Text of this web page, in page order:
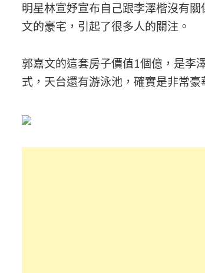
明星林宣妤宣布自己跟李澤楷沒有
文的豪宅，引起了很多人的關注。
郭嘉文的這套房子價值1個億，是李
式，天台還有游泳池，確實是非常豪